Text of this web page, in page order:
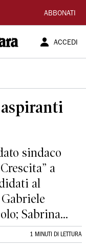
ABBONATI
ACCEDI
sindaco
a
al
Sabrina...
1 MINUTI DI LETTURA